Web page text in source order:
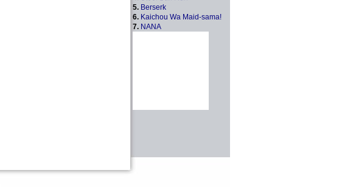
5. Berserk
6. Kaichou Wa Maid-sama!
7. NANA